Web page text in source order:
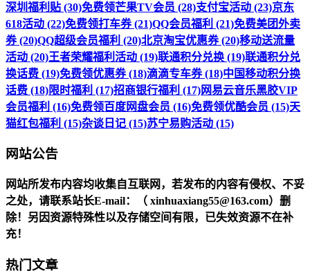
深圳福利贴 (30)免费领芒果TV会员 (28)支付宝活动 (23)京东
618活动 (22)免费领打车券 (21)QQ会员福利 (21)免费美团外卖
券 (20)QQ超级会员福利 (20)北京淘宝优惠券 (20)移动送流量
活动 (20)王者荣耀福利活动 (19)联通积分兑换 (19)联通积分兑
换话费 (19)免费领优惠券 (18)滴滴专车券 (18)中国移动积分换
话费 (18)限时福利 (17)招商银行福利 (17)网易云音乐黑胶VIP
会员福利 (16)免费领百度网盘会员 (16)免费领优酷会员 (15)天
猫红包福利 (15)杂谈日记 (15)苏宁易购活动 (15)
网站公告
网站所发布内容均收集自互联网，若发布的内容有侵权、不妥
之处，请联系站长E-mail：（ xinhuaxiang55@163.com）删
除！另因资源特殊性以及存储空间有限，已失效资源不在补
充！
热门文章